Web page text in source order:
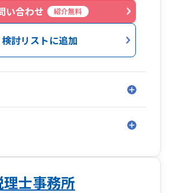
い合わせ
紹介無料
検討リストに追加
士事務所